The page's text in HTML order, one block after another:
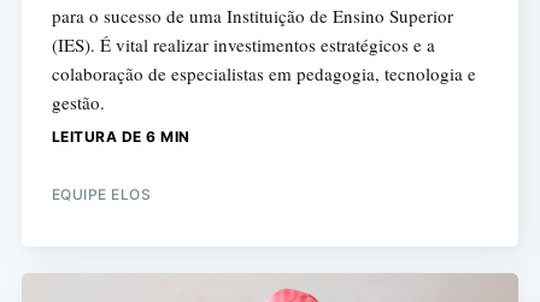
para o sucesso de uma Instituição de Ensino Superior
(IES). É vital realizar investimentos estratégicos e a
colaboração de especialistas em pedagogia, tecnologia e
gestão.
LEITURA DE 6 MIN
EQUIPE ELOS